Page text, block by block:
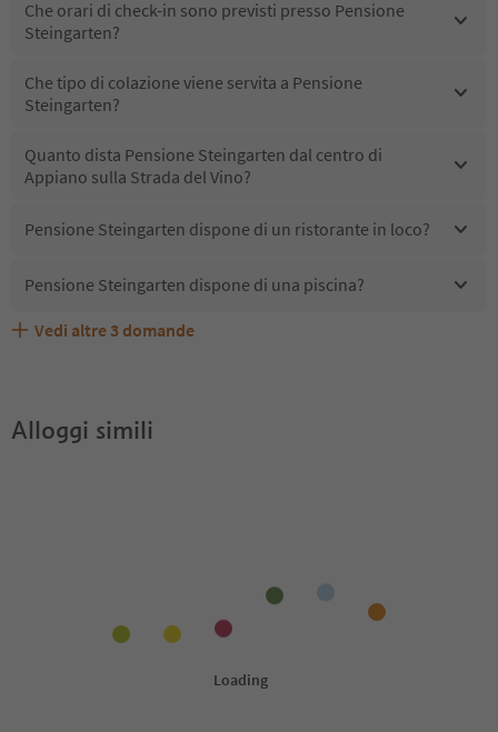
Che orari di check-in sono previsti presso Pensione
Steingarten?
Che tipo di colazione viene servita a Pensione
Steingarten?
Quanto dista Pensione Steingarten dal centro di
Appiano sulla Strada del Vino?
Pensione Steingarten dispone di un ristorante in loco?
Pensione Steingarten dispone di una piscina?
Pensione Steingarten accetta animali domestici?
Quali servizi/attività sono disponibili presso Pensione
Gli ospiti di Pensione Steingarten ricevono l'Alto Adige
Vedi altre 3 domande
Alloggi simili